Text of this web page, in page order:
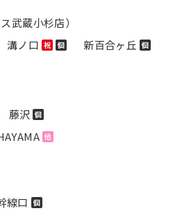
武蔵小杉店）
溝ノ口 祝 個 新百合ヶ丘 個
藤沢 個
他
線口 個